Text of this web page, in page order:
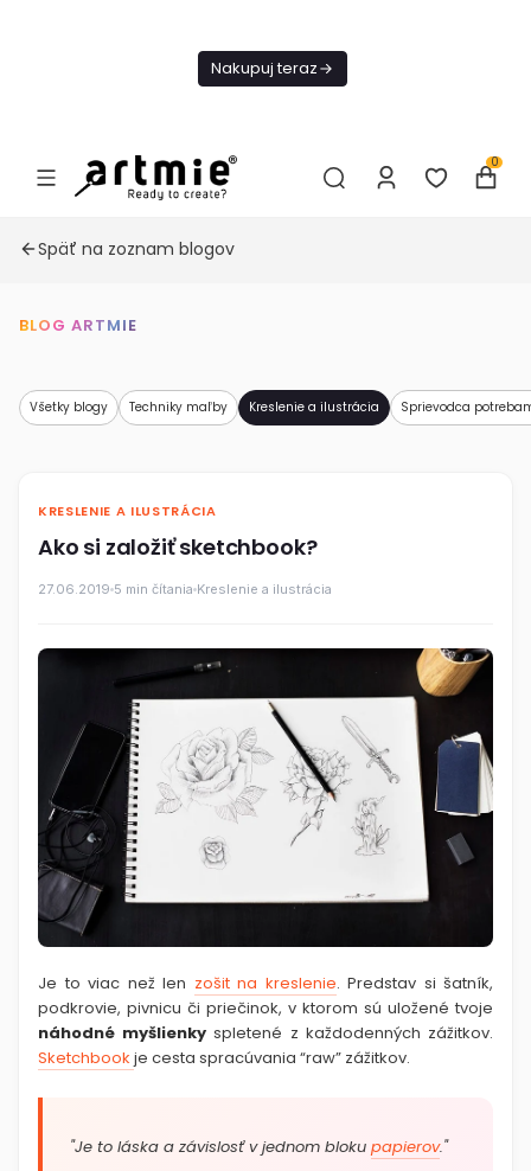
Nakupuj teraz
0
Späť na zoznam blogov
BLOG ARTMIE
Všetky blogy Techniky maľby Kreslenie a ilustrácia Sprievodca
KRESLENIE A ILUSTRÁCIA
Ako si založiť sketchbook?
27.06.2019 5 min čítania Kreslenie a ilustrácia
Je to viac než len zošit na kreslenie. Predstav si šatník,
podkrovie, pivnicu či priečinok, v ktorom sú uložené tvoje
náhodné myšlienky spletené z každodenných zážitkov.
Sketchbook je cesta spracúvania “raw” zážitkov.
"Je to láska a závislosť v jednom bloku papierov."